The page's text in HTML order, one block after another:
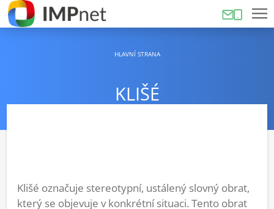
HLAVNÍ STRANA
KLIŠÉ
Klišé označuje stereotypní, ustálený slovný obrat,
který se objevuje v konkrétní situaci. Tento obrat